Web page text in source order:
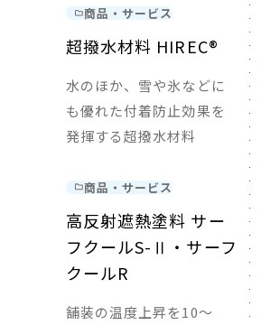
商品・サービス
超撥水材料 HIREC®
水のほか、雪や氷などに
も優れた付着防止効果を
発揮する超撥水材料
商品・サービス
高反射遮熱塗料 サー
フクールS-Ⅱ・サーフ
クールR
舗装の温度上昇を10～